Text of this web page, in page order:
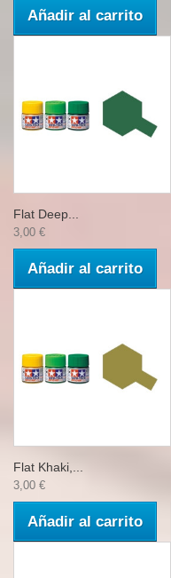
Añadir al carrito
Flat Deep...
3,00 €
Añadir al carrito
Flat Khaki,...
3,00 €
Añadir al carrito